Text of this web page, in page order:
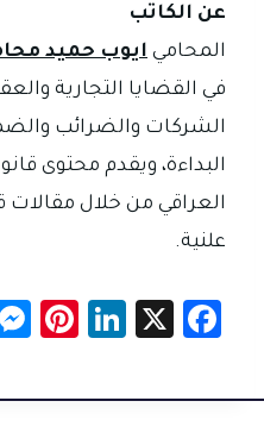
عن الكاتب
المحامي ايوب حميد
في القضايا التجارية
الشركات والضرائب
البداءة، ويقدم محتوى
العراقي من خلال
علنية.
Fa
e
X
Li
e
Pi
er